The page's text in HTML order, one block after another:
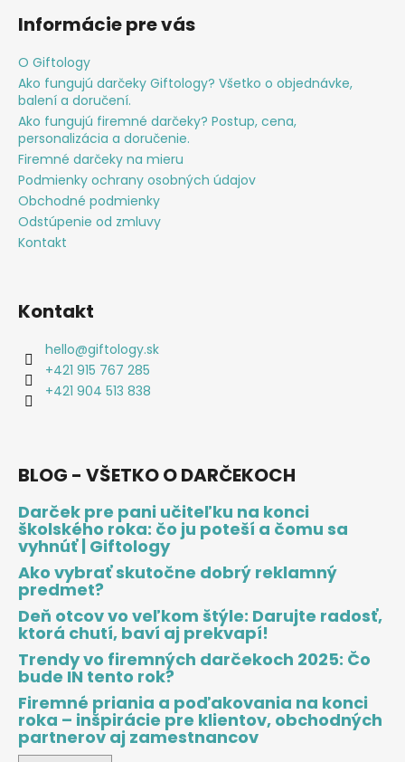
s
?
HĽADAŤ
O
o
r
č
a
m
Informácie pre vás
O Giftology
Ako fungujú darčeky Giftology? Všetko o objednávke,
balení a doručení.
Ako fungujú firemné darčeky? Postup, cena,
personalizácia a doručenie.
Firemné darčeky na mieru
Podmienky ochrany osobných údajov
Obchodné podmienky
Odstúpenie od zmluvy
Kontakt
Kontakt
hello@giftology.sk
+421 915 767 285
+421 904 513 838
BLOG - VŠETKO O DARČEKOCH
Darček pre pani učiteľku na konci
školského roka: čo ju poteší a čomu sa
vyhnúť | Giftology
Ako vybrať skutočne dobrý reklamný
predmet?
Deň otcov vo veľkom štýle: Darujte radosť,
ktorá chutí, baví aj prekvapí!
Trendy vo firemných darčekoch 2025: Čo
bude IN tento rok?
Firemné priania a poďakovania na konci
roka – inšpirácie pre klientov, obchodných
partnerov aj zamestnancov